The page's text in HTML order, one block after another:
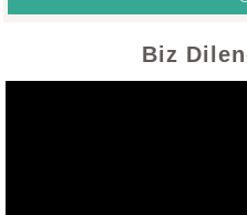
Biz